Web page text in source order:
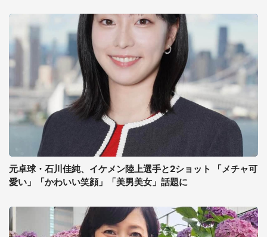
元卓球・石川佳純、イケメン陸上選手と2ショット 「メチャ可
愛い」「かわいい笑顔」「美男美女」話題に